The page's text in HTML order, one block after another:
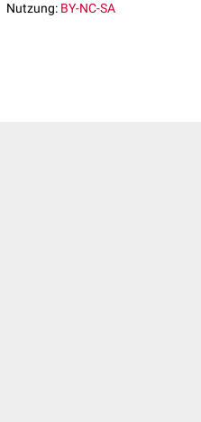
Nutzung: BY-NC-SA